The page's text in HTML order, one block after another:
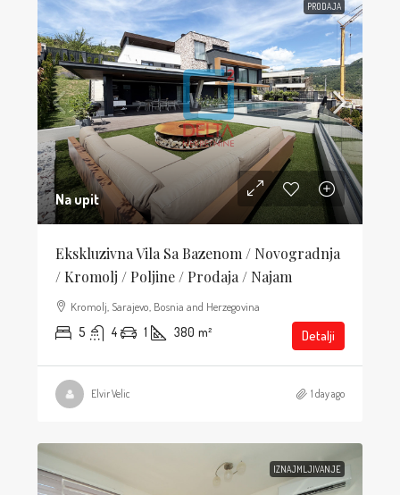
PRODAJA
Na upit
Ekskluzivna Vila Sa Bazenom / Novogradnja
/ Kromolj / Poljine / Prodaja / Najam
Kromolj, Sarajevo, Bosnia and Herzegovina
5 4 1 380 m² Detalji
Elvir Velic 1 day ago
IZNAJMLJIVANJE